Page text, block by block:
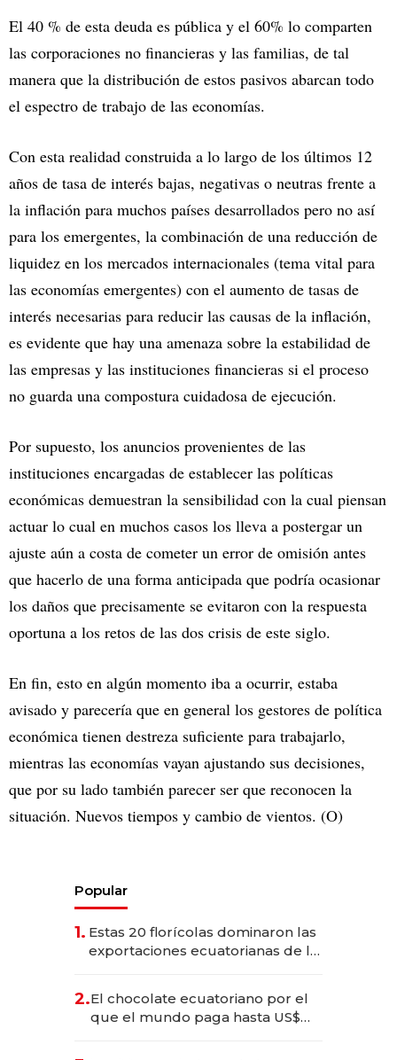
El 40 % de esta deuda es pública y el 60% lo comparten
las corporaciones no financieras y las familias, de tal
manera que la distribución de estos pasivos abarcan todo
el espectro de trabajo de las economías.
Con esta realidad construida a lo largo de los últimos 12
años de tasa de interés bajas, negativas o neutras frente a
la inflación para muchos países desarrollados pero no así
para los emergentes, la combinación de una reducción de
liquidez en los mercados internacionales (tema vital para
las economías emergentes) con el aumento de tasas de
interés necesarias para reducir las causas de la inflación,
es evidente que hay una amenaza sobre la estabilidad de
las empresas y las instituciones financieras si el proceso
no guarda una compostura cuidadosa de ejecución.
Por supuesto, los anuncios provenientes de las
instituciones encargadas de establecer las políticas
económicas demuestran la sensibilidad con la cual piensan
actuar lo cual en muchos casos los lleva a postergar un
ajuste aún a costa de cometer un error de omisión antes
que hacerlo de una forma anticipada que podría ocasionar
los daños que precisamente se evitaron con la respuesta
oportuna a los retos de las dos crisis de este siglo.
En fin, esto en algún momento iba a ocurrir, estaba
avisado y parecería que en general los gestores de política
económica tienen destreza suficiente para trabajarlo,
mientras las economías vayan ajustando sus decisiones,
que por su lado también parecer ser que reconocen la
situación. Nuevos tiempos y cambio de vientos. (O)
Popular
1. Estas 20 florícolas dominaron las
exportaciones ecuatorianas de la
2.El chocolate ecuatoriano por el
que el mundo paga hasta US$